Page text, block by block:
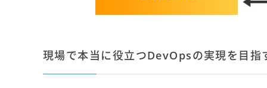
現場で本当に役立つDevOpsの実現を目指